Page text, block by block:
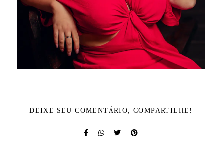
DEIXE SEU COMENTÁRIO, COMPARTILHE!